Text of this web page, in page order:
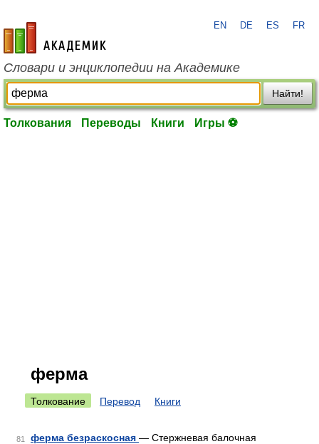
academic.ru
EN DE ES FR
Словари и энциклопедии на Академике
Найти!
Толкования Переводы Книги Игры ⚽
ферма
Толкование Перевод Книги
81 ферма безраскосная — Стержневая балочная